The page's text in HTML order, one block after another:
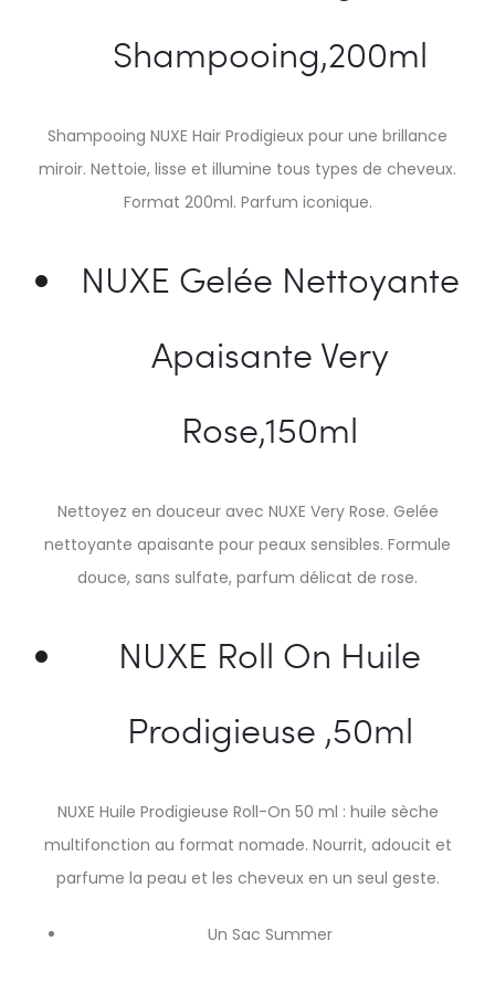
Shampooing,200ml
Shampooing NUXE Hair Prodigieux pour une brillance
miroir. Nettoie, lisse et illumine tous types de cheveux.
Format 200ml. Parfum iconique.
NUXE Gelée Nettoyante
Apaisante Very
Rose,150ml
Nettoyez en douceur avec NUXE Very Rose. Gelée
nettoyante apaisante pour peaux sensibles. Formule
douce, sans sulfate, parfum délicat de rose.
NUXE Roll On Huile
Prodigieuse ,50ml
NUXE Huile Prodigieuse Roll-On 50 ml : huile sèche
multifonction au format nomade. Nourrit, adoucit et
parfume la peau et les cheveux en un seul geste.
Un Sac Summer